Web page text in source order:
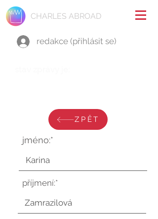
CHARLES ABROAD
redakce (přihlásit se)
ZPĚT
jméno:*
příjmení:*